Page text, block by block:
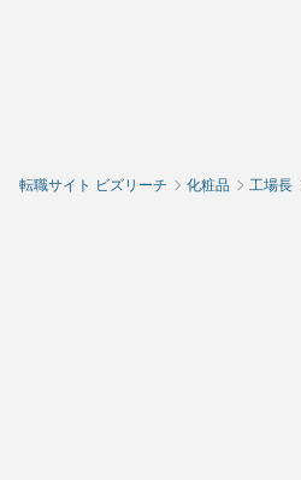
転職サイト ビズリーチ 化粧品 工場長